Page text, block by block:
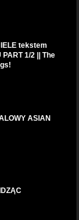
tekstem
1/2 || The
ASIAN